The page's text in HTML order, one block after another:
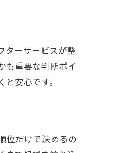
ターサービスが整
も重要な判断ポイ
安心です。
位だけで決めるの